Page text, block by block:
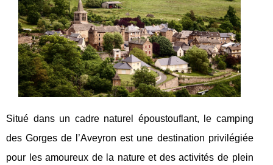
Situé dans un cadre naturel époustouflant, le camping
des Gorges de l’Aveyron est une destination privilégiée
pour les amoureux de la nature et des activités de plein